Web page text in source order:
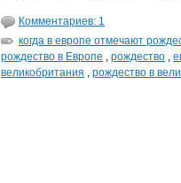
Комментариев: 1
когда в европе отмечают
рождество в Европе , рождество ,
великобритания , рождество в